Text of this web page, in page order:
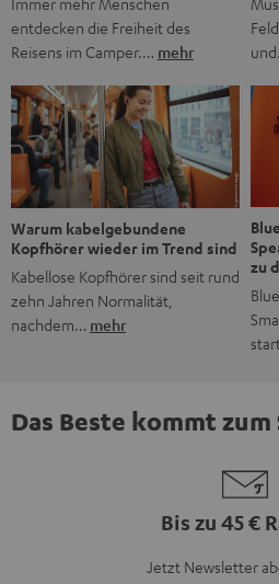
entdecken die Freiheit des
Reisens im Camper.… mehr
Warum kabelgebundene
Kopfhörer wieder im Trend sind
Kabellose Kopfhörer sind seit rund
zehn Jahren Normalität,
nachdem… mehr
zu
Das Beste kommt zum
Bis zu 45 €
Jetzt Newsletter